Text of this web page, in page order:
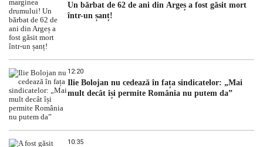
Un bărbat de 62 de ani din Argeș a fost găsit mort
într-un șanț!
12:20
Ilie Bolojan nu cedează în fața sindicatelor: „Mai
mult decât își permite România nu putem da”
10:35